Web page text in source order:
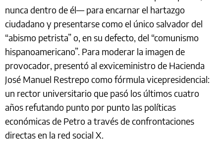
nunca dentro de él— para encarnar el hartazgo
ciudadano y presentarse como el único salvador del
“abismo petrista” o, en su defecto, del “comunismo
hispanoamericano”. Para moderar la imagen de
provocador, presentó al exviceministro de Hacienda
José Manuel Restrepo como fórmula vicepresidencial:
un rector universitario que pasó los últimos cuatro
años refutando punto por punto las políticas
económicas de Petro a través de confrontaciones
directas en la red social X.